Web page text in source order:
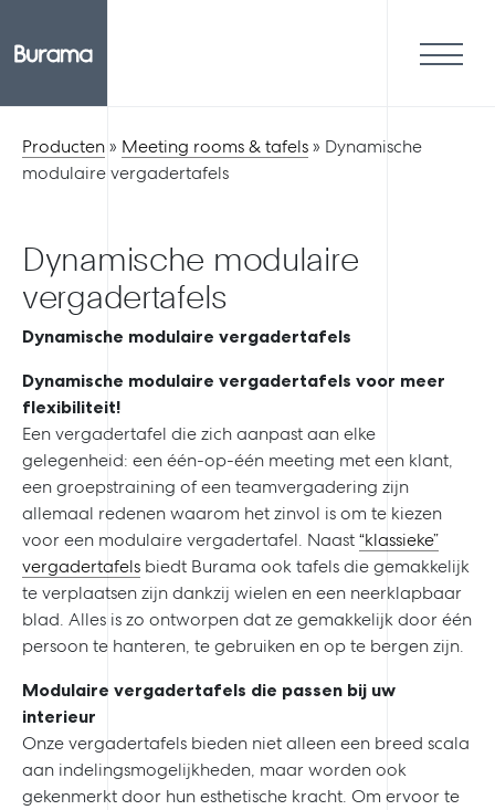
Producten» Meeting rooms & tafels» Dynamische
modulaire vergadertafels
Dynamische modulaire
vergadertafels
Dynamische modulaire vergadertafels
Dynamische modulaire vergadertafels voor meer
flexibiliteit!
Een vergadertafel die zich aanpast aan elke
gelegenheid: een één-op-één meeting met een klant,
een groepstraining of een teamvergadering zijn
allemaal redenen waarom het zinvol is om te kiezen
voor een modulaire vergadertafel. Naast“klassieke”
vergadertafels biedt Burama ook tafels die gemakkelijk
te verplaatsen zijn dankzij wielen en een neerklapbaar
blad. Alles is zo ontworpen dat ze gemakkelijk door één
persoon te hanteren, te gebruiken en op te bergen zijn.
Modulaire vergadertafels die passen bij uw
interieur
Onze vergadertafels bieden niet alleen een breed scala
aan indelingsmogelijkheden, maar worden ook
gekenmerkt door hun esthetische kracht. Om ervoor te